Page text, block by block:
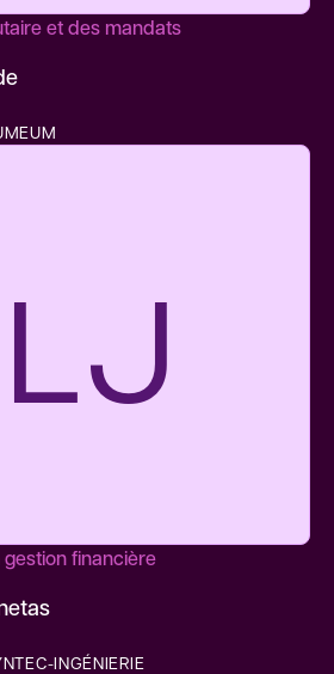
et des mandats
LJ
financière
INGÉNIERIE